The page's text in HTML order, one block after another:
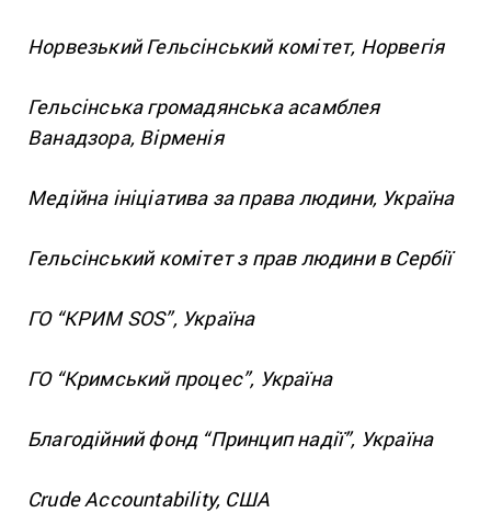
Норвезький Гельсінський комітет, Норвегія
Гельсінська громадянська асамблея
Ванадзора, Вірменія
Медійна ініціатива за права людини, Україна
Гельсінський комітет з прав людини в Сербії
ГО “КРИМ SOS”, Україна
ГО “Кримський процес”, Україна
Благодійний фонд “Принцип надії”, Україна
Crude Accountability, США